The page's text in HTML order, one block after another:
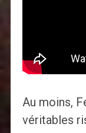
Au moins,
véritables